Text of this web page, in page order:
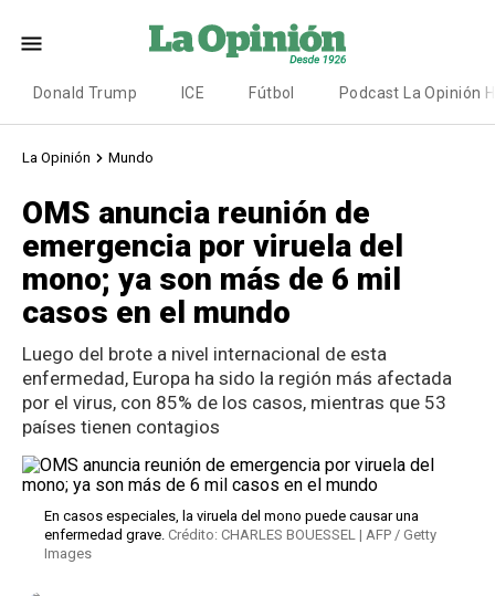
Donald Trump ICE Fútbol Podcast La Opinión
La Opinión Mundo
OMS anuncia reunión de
emergencia por viruela del
mono; ya son más de 6 mil
casos en el mundo
Luego del brote a nivel internacional de esta
enfermedad, Europa ha sido la región más afectada
por el virus, con 85% de los casos, mientras que 53
países tienen contagios
En casos especiales, la viruela del mono puede causar una
enfermedad grave. Crédito: CHARLES BOUESSEL | AFP / Getty
Images